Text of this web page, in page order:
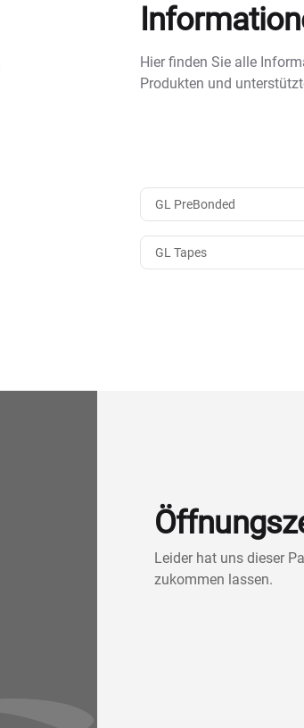
Hier finden Sie alle
Produkten und
GL PreBonded
GL Tapes
Leider hat uns dieser
zukommen lassen.